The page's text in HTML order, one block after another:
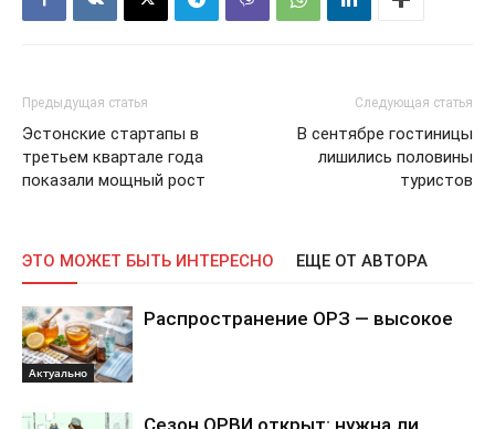
Предыдущая статья
Эстонские стартапы в
третьем квартале года
показали мощный рост
Следующая статья
В сентябре гостиницы
лишились половины
туристов
ЭТО МОЖЕТ БЫТЬ ИНТЕРЕСНО ЕЩЕ ОТ АВТОРА
Актуально
Распространение ОРЗ — высокое
Сезон ОРВИ открыт: нужна ли